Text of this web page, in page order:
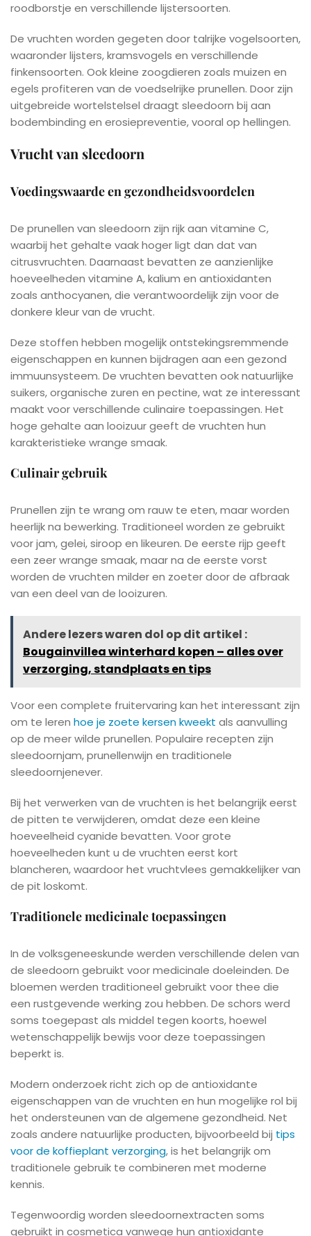
roodborstje en verschillende lijstersoorten.
De vruchten worden gegeten door talrijke vogelsoorten,
waaronder lijsters, kramsvogels en verschillende
finkensoorten. Ook kleine zoogdieren zoals muizen en
egels profiteren van de voedselrijke prunellen. Door zijn
uitgebreide wortelstelsel draagt sleedoorn bij aan
bodembinding en erosiepreventie, vooral op hellingen.
Vrucht van sleedoorn
Voedingswaarde en gezondheidsvoordelen
De prunellen van sleedoorn zijn rijk aan vitamine C,
waarbij het gehalte vaak hoger ligt dan dat van
citrusvruchten. Daarnaast bevatten ze aanzienlijke
hoeveelheden vitamine A, kalium en antioxidanten
zoals anthocyanen, die verantwoordelijk zijn voor de
donkere kleur van de vrucht.
Deze stoffen hebben mogelijk ontstekingsremmende
eigenschappen en kunnen bijdragen aan een gezond
immuunsysteem. De vruchten bevatten ook natuurlijke
suikers, organische zuren en pectine, wat ze interessant
maakt voor verschillende culinaire toepassingen. Het
hoge gehalte aan looizuur geeft de vruchten hun
karakteristieke wrange smaak.
Culinair gebruik
Prunellen zijn te wrang om rauw te eten, maar worden
heerlijk na bewerking. Traditioneel worden ze gebruikt
voor jam, gelei, siroop en likeuren. De eerste rijp geeft
een zeer wrange smaak, maar na de eerste vorst
worden de vruchten milder en zoeter door de afbraak
van een deel van de looizuren.
Andere lezers waren dol op dit artikel :
Bougainvillea winterhard kopen – alles over
verzorging, standplaats en tips
Voor een complete fruitervaring kan het interessant zijn
om te leren hoe je zoete kersen kweekt als aanvulling
op de meer wilde prunellen. Populaire recepten zijn
sleedoornjam, prunellenwijn en traditionele
sleedoornjenever.
Bij het verwerken van de vruchten is het belangrijk eerst
de pitten te verwijderen, omdat deze een kleine
hoeveelheid cyanide bevatten. Voor grote
hoeveelheden kunt u de vruchten eerst kort
blancheren, waardoor het vruchtvlees gemakkelijker van
de pit loskomt.
Traditionele medicinale toepassingen
In de volksgeneeskunde werden verschillende delen van
de sleedoorn gebruikt voor medicinale doeleinden. De
bloemen werden traditioneel gebruikt voor thee die
een rustgevende werking zou hebben. De schors werd
soms toegepast als middel tegen koorts, hoewel
wetenschappelijk bewijs voor deze toepassingen
beperkt is.
Modern onderzoek richt zich op de antioxidante
eigenschappen van de vruchten en hun mogelijke rol bij
het ondersteunen van de algemene gezondheid. Net
zoals andere natuurlijke producten, bijvoorbeeld bij tips
voor de koffieplant verzorging, is het belangrijk om
traditionele gebruik te combineren met moderne
kennis.
Tegenwoordig worden sleedoornextracten soms
gebruikt in cosmetica vanwege hun antioxidante